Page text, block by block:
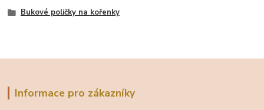
Bukové poličky na kořenky
Informace pro zákazníky